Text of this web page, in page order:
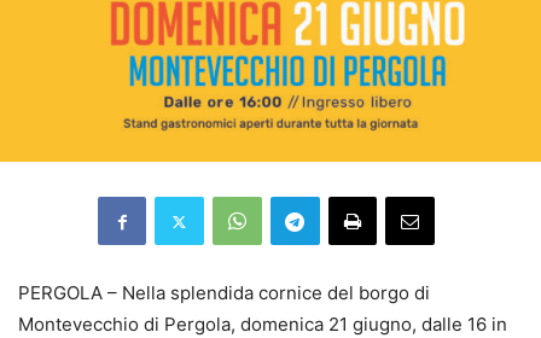
PERGOLA – Nella splendida cornice del borgo di
Montevecchio di Pergola, domenica 21 giugno, dalle 16 in